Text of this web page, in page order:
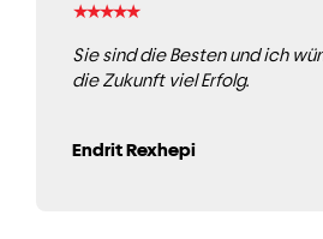
★★★★★
Sie sind die Besten und ich
die Zukunft viel Erfolg.
Endrit Rexhepi